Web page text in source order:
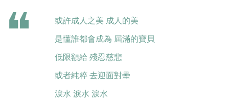
或許成人之美 成人的美
是懂誰都會成為 屆滿的寶貝
低限額給 殘忍慈悲
或者純粹 去迎面對壘
淚水 淚水 淚水